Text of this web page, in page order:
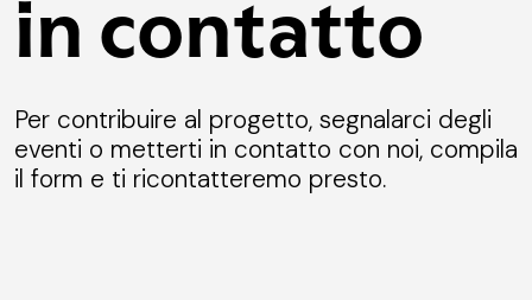
in contatto
Per contribuire al progetto, segnalarci degli
eventi o metterti in contatto con noi, compila
il form e ti ricontatteremo presto.